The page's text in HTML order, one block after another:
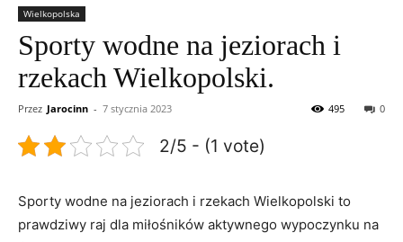
Wielkopolska
Sporty wodne na jeziorach i
rzekach Wielkopolski.
Przez Jarocinn - 7 stycznia 2023 0
495
2/5 - (1 vote)
Sporty wodne na jeziorach i rzekach Wielkopolski to
prawdziwy raj dla miłośników aktywnego wypoczynku na